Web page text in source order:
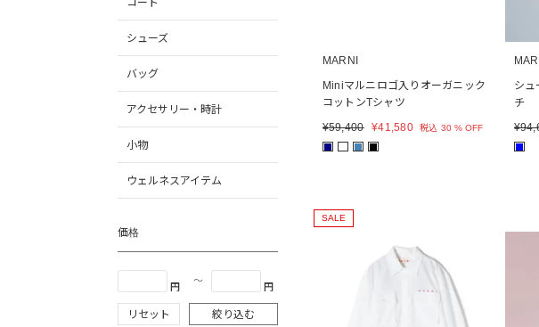
シューズ
バッグ
アクセサリー・時計
小物
ウェルネスアイテム
価格
円
〜
円
リセット 絞り込む
MARNI
Miniマルニロゴ入りオーガニック
コットンTシャツ
¥59,400 ¥41,580 税込 30 % OFF
■ ■ ■
シュ
チ
¥
■
SALE